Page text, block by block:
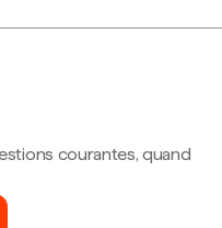
courantes, quand